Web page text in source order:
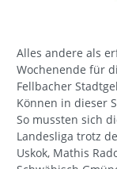
Alles andere als
Wochenende für
Fellbacher
Können in dieser
So mussten sich
Landesliga trotz
Uskok, Mathis